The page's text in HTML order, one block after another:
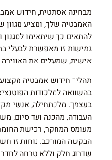
מבחינה אסתטית, חידוש
האמבטיה שלך, ומציע מגוון
להתאים כך שיתאימו לסגנון
גמישות זו מאפשרת לבעלי
אישית, שמעלים את
תהליך חידוש אמבטיה
בהשוואה למלכודות
בעצמך. מלכתחילה, אנשי
העבודה, מהכנה ועד סיום,
מעומס המחקר, רכישת
הבקשה המורכב. נוחות זו
שדרוג חלק וללא טרחה